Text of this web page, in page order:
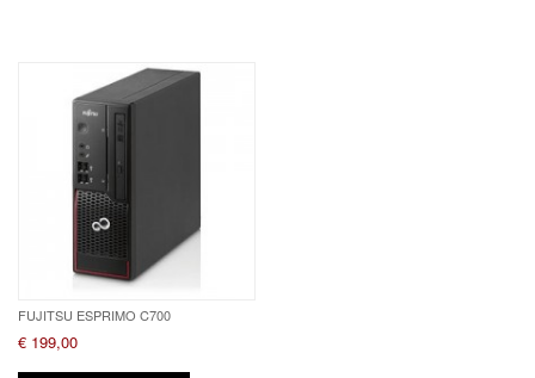
FUJITSU ESPRIMO C700
€ 199,00